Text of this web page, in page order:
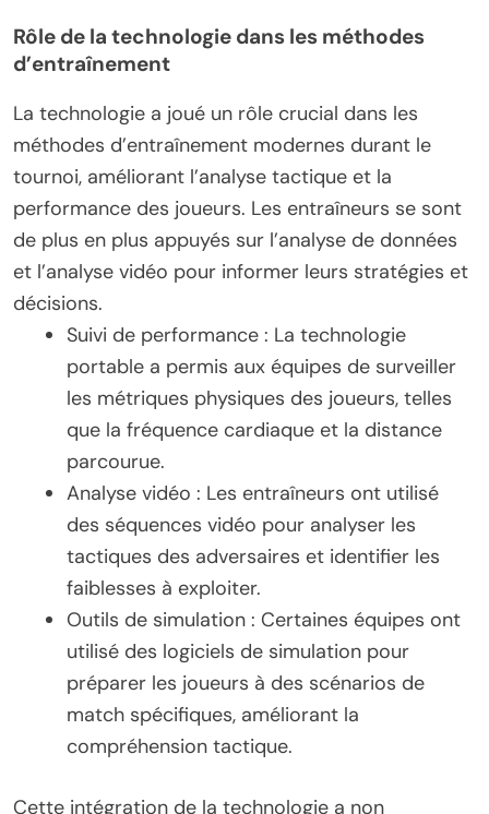
Rôle de la technologie dans les méthodes
d’entraînement
La technologie a joué un rôle crucial dans les
méthodes d’entraînement modernes durant le
tournoi, améliorant l’analyse tactique et la
performance des joueurs. Les entraîneurs se sont
de plus en plus appuyés sur l’analyse de données
et l’analyse vidéo pour informer leurs stratégies et
décisions.
Suivi de performance : La technologie
portable a permis aux équipes de surveiller
les métriques physiques des joueurs, telles
que la fréquence cardiaque et la distance
parcourue.
Analyse vidéo : Les entraîneurs ont utilisé
des séquences vidéo pour analyser les
tactiques des adversaires et identifier les
faiblesses à exploiter.
Outils de simulation : Certaines équipes ont
utilisé des logiciels de simulation pour
préparer les joueurs à des scénarios de
match spécifiques, améliorant la
compréhension tactique.
Cette intégration de la technologie a non